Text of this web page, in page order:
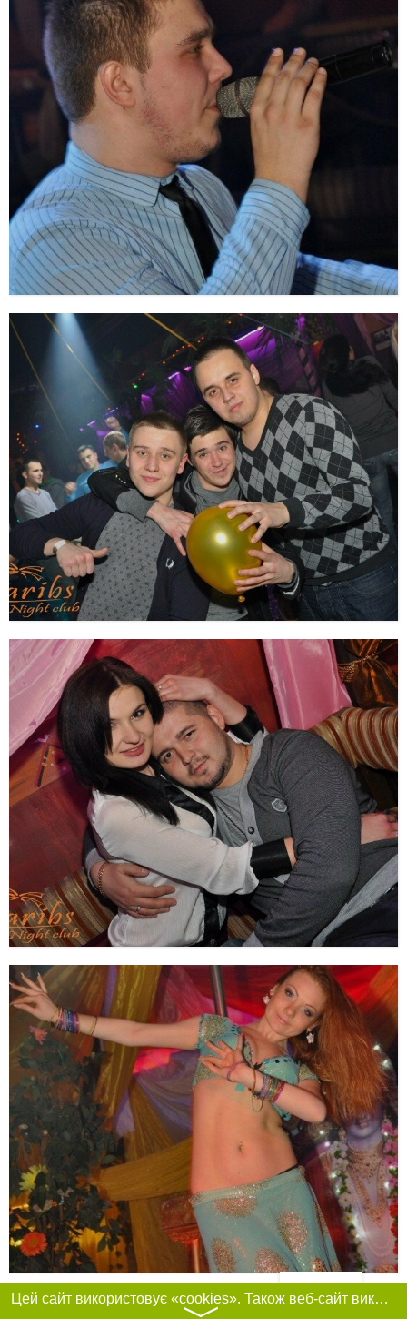
Фільтри
Цей сайт використовує «cookies». Також веб-сайт використовує інтернет-сервіс для збору технічних даних стосовно відвідувачів з метою отримання маркетингової та статистичної інформації. Умови обробки даних відвідувачів сайту див.
〉